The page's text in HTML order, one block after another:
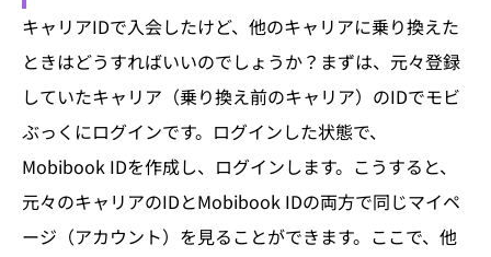
キャリアIDで入会したけど、他のキャリアに乗り換えた
ときはどうすればいいのでしょうか？まずは、元々登録
していたキャリア（乗り換え前のキャリア）のIDでモビ
ぶっくにログインです。ログインした状態で、
Mobibook IDを作成し、ログインします。こうすると、
元々のキャリアのIDとMobibook IDの両方で同じマイペ
ージ（アカウント）を見ることができます。ここで、他